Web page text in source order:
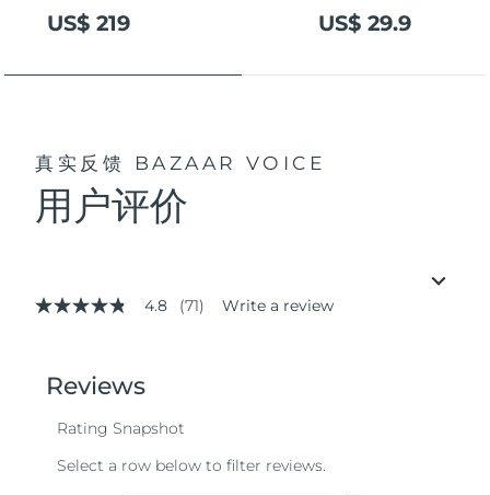
US$ 219 US$ 29.9
真实反馈 BAZAAR VOICE
用户评价
4.8
stars,
average
value.
4.8 (71) Write a review